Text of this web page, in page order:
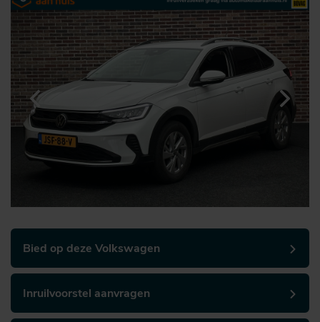
Bied op deze Volkswagen
Inruilvoorstel aanvragen